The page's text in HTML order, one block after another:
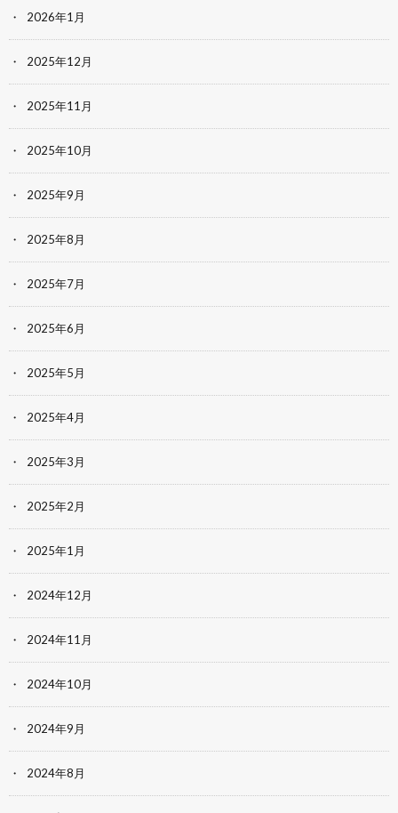
2026年1月
2025年12月
2025年11月
2025年10月
2025年9月
2025年8月
2025年7月
2025年6月
2025年5月
2025年4月
2025年3月
2025年2月
2025年1月
2024年12月
2024年11月
2024年10月
2024年9月
2024年8月